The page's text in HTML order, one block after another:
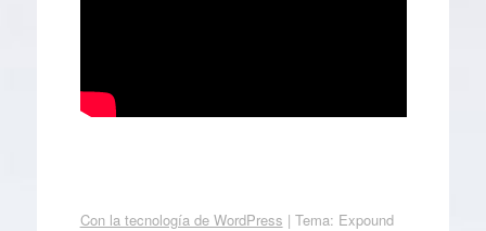
Con la tecnología de WordPress | Tema: Expound